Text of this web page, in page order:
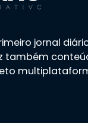
jornal
também